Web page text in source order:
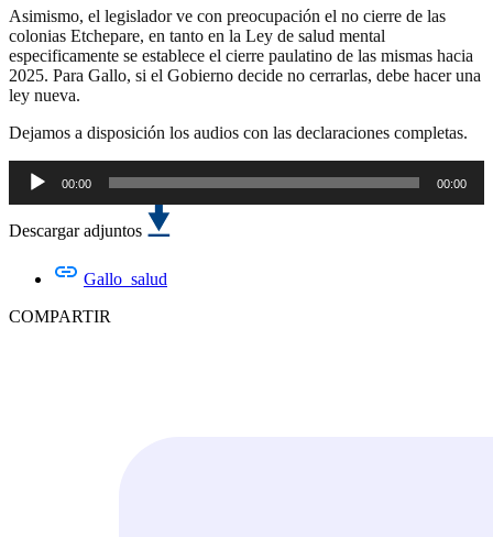
Asimismo, el legislador ve con preocupación el no cierre de las
colonias Etchepare, en tanto en la Ley de salud mental
especificamente se establece el cierre paulatino de las mismas hacia
2025. Para Gallo, si el Gobierno decide no cerrarlas, debe hacer una
ley nueva.
Dejamos a disposición los audios con las declaraciones completas.
Reproductor
de
00:00 00:00
Descargar adjuntos
Gallo_salud
COMPARTIR